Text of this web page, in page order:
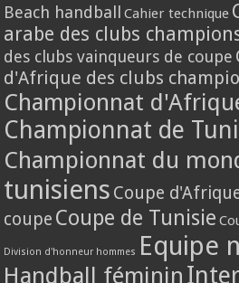
Beach handball Cahier technique
arabe des clubs
des clubs vainqueurs de coupe
d'Afrique des clubs
Championnat
Championnat de
Championnat du
tunisiens Coupe
coupe Coupe de Tunisie
Division d'honneur hommes Equipe
Handball féminin